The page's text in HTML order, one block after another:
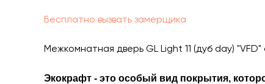
Бесплатно вызвать замерщика
Межкомнатная дверь GL Light 11 (дуб day)
Экокрафт - это особый вид покрытия,